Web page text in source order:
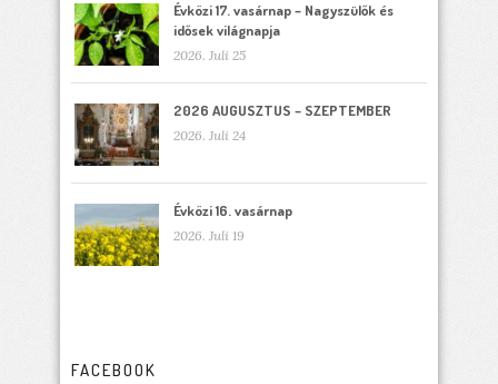
Évközi 17. vasárnap – Nagyszülők és
idősek világnapja
2026. Juli 25
2026 AUGUSZTUS – SZEPTEMBER
2026. Juli 24
Évközi 16. vasárnap
2026. Juli 19
FACEBOOK